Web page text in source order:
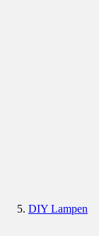
DIY Lampen